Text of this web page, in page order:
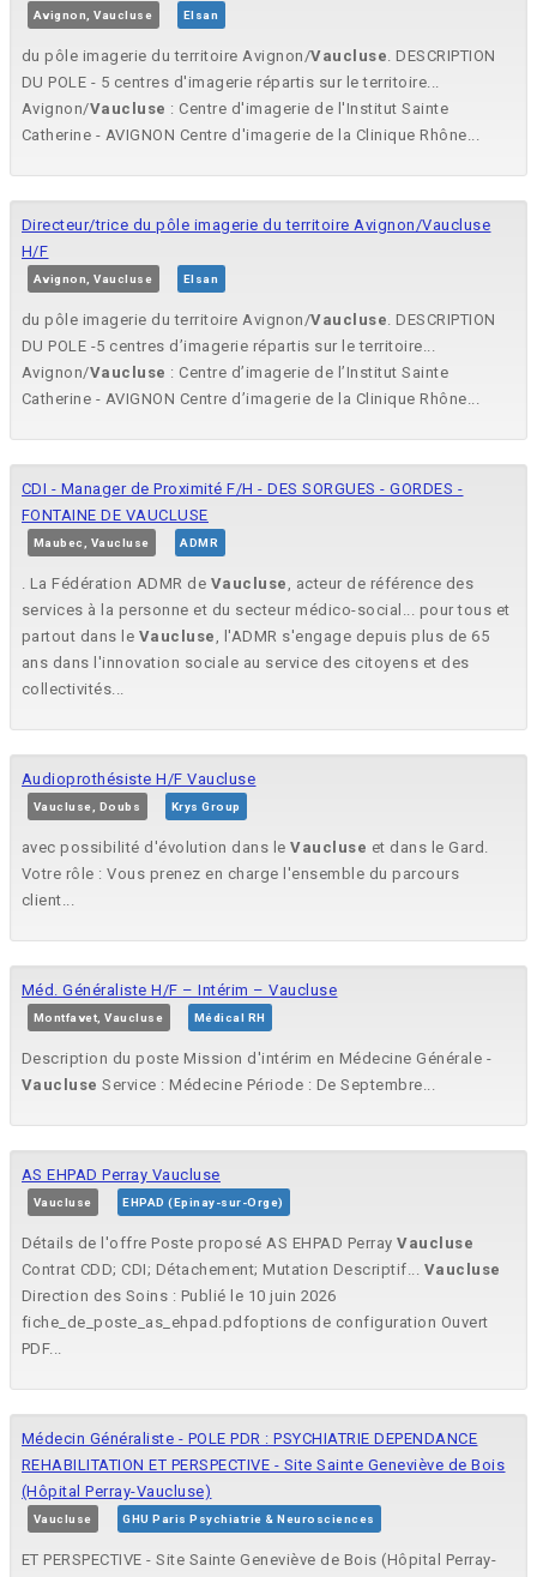
Avignon, Vaucluse Elsan
du pôle imagerie du territoire Avignon/Vaucluse. DESCRIPTION
DU POLE - 5 centres d'imagerie répartis sur le territoire...
Avignon/Vaucluse : Centre d'imagerie de l'Institut Sainte
Catherine - AVIGNON Centre d'imagerie de la Clinique Rhône...
Directeur/trice du pôle imagerie du territoire Avignon/Vaucluse
H/F
Avignon, Vaucluse Elsan
du pôle imagerie du territoire Avignon/Vaucluse. DESCRIPTION
DU POLE -5 centres d’imagerie répartis sur le territoire...
Avignon/Vaucluse : Centre d’imagerie de l’Institut Sainte
Catherine - AVIGNON Centre d’imagerie de la Clinique Rhône...
CDI - Manager de Proximité F/H - DES SORGUES - GORDES -
FONTAINE DE VAUCLUSE
Maubec, Vaucluse ADMR
. La Fédération ADMR de Vaucluse , acteur de référence des
services à la personne et du secteur médico-social... pour tous et
partout dans le Vaucluse, l'ADMR s'engage depuis plus de 65
ans dans l'innovation sociale au service des citoyens et des
collectivités...
Audioprothésiste H/F Vaucluse
Vaucluse, Doubs Krys Group
avec possibilité d'évolution dans leVaucluse et dans le Gard.
Votre rôle : Vous prenez en charge l'ensemble du parcours
client...
Méd. Généraliste H/F – Intérim – Vaucluse
Montfavet, Vaucluse Médical RH
Description du poste Mission d'intérim en Médecine Générale -
Vaucluse Service : Médecine Période : De Septembre...
AS EHPAD Perray Vaucluse
Vaucluse EHPAD (Epinay-sur-Orge)
Détails de l'offre Poste proposé AS EHPAD PerrayVaucluse
Contrat CDD; CDI; Détachement; Mutation Descriptif... Vaucluse
Direction des Soins : Publié le 10 juin 2026
fiche_de_poste_as_ehpad.pdfoptions de configuration Ouvert
PDF...
Médecin Généraliste - POLE PDR : PSYCHIATRIE DEPENDANCE
REHABILITATION ET PERSPECTIVE - Site Sainte Geneviève de Bois
(Hôpital Perray-Vaucluse)
Vaucluse GHU Paris Psychiatrie & Neurosciences
ET PERSPECTIVE - Site Sainte Geneviève de Bois (Hôpital Perray-